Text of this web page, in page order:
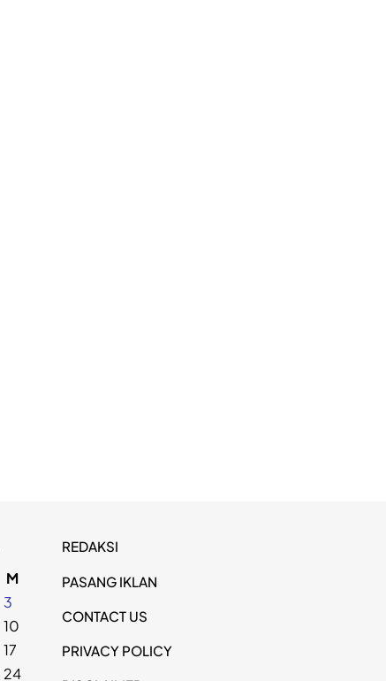
M
3
10
17
24
REDAKSI
PASANG IKLAN
CONTACT US
PRIVACY POLICY